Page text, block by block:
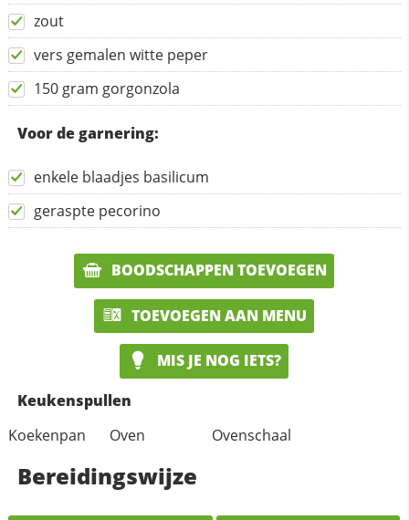
zout
vers gemalen witte peper
150 gram gorgonzola
Voor de garnering:
enkele blaadjes basilicum
geraspte pecorino
BOODSCHAPPEN TOEVOEGEN
TOEVOEGEN AAN MENU
MIS JE NOG IETS?
Keukenspullen
Koekenpan
Oven Ovenschaal
Bereidingswijze